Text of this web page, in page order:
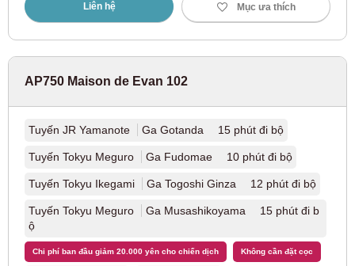
Liên hệ Mục ưa thích
AP750 Maison de Evan 102
Tuyến JR Yamanote Ga Gotanda 15 phút đi bộ
Tuyến Tokyu Meguro Ga Fudomae 10 phút đi bộ
Tuyến Tokyu Ikegami Ga Togoshi Ginza 12 phút đi bộ
Tuyến Tokyu Meguro
Ga Musashikoyama 15 phút đi b
ộ
Chi phí ban đầu giảm 20.000 yên cho chiến dịch Không cần đặt cọc
Tuyến Kintetsu Osaka
Tuyến Hankyu Senri (20)
Tuyến Hankyu Kyoto (36)
Tuyến Hankyu Kobe
Tuyến Hankyu Takarazuka (4)